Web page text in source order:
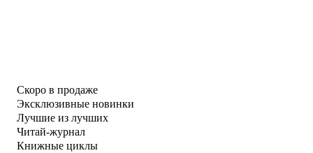
Скоро в продаже
Эксклюзивные новинки
Лучшие из лучших
Читай-журнал
Книжные циклы